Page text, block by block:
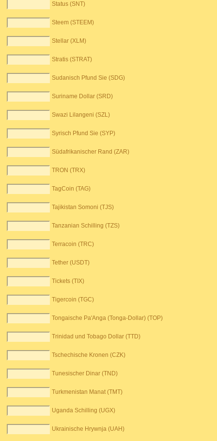
Status (SNT)
Steem (STEEM)
Stellar (XLM)
Stratis (STRAT)
Sudanisch Pfund Sie (SDG)
Suriname Dollar (SRD)
Swazi Lilangeni (SZL)
Syrisch Pfund Sie (SYP)
Südafrikanischer Rand (ZAR)
TRON (TRX)
TagCoin (TAG)
Tajikistan Somoni (TJS)
Tanzanian Schilling (TZS)
Terracoin (TRC)
Tether (USDT)
Tickets (TIX)
Tigercoin (TGC)
Tongaische Pa'Anga (Tonga-Dollar) (TOP)
Trinidad und Tobago Dollar (TTD)
Tschechische Kronen (CZK)
Tunesischer Dinar (TND)
Turkmenistan Manat (TMT)
Uganda Schilling (UGX)
Ukrainische Hrywnja (UAH)